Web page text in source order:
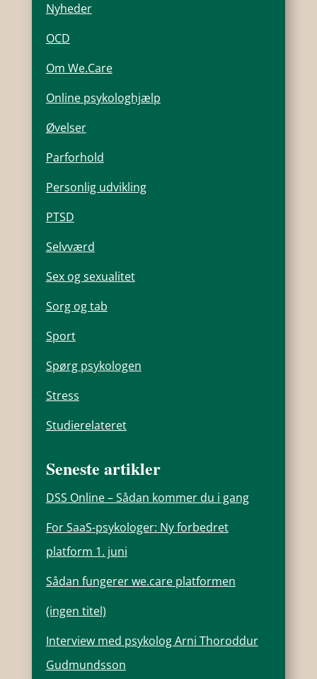
Nyheder
OCD
Om We.Care
Online psykologhjælp
Øvelser
Parforhold
Personlig udvikling
PTSD
Selvværd
Sex og sexualitet
Sorg og tab
Sport
Spørg psykologen
Stress
Studierelateret
Seneste artikler
DSS Online – Sådan kommer du i gang
For SaaS-psykologer: Ny forbedret
platform 1. juni
Sådan fungerer we.care platformen
(ingen titel)
Interview med psykolog Arni Thoroddur
Gudmundsson